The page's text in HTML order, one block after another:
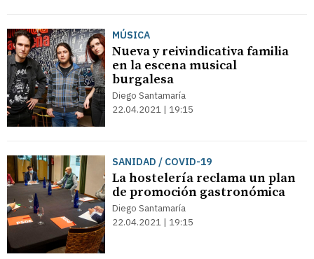
MÚSICA
Nueva y reivindicativa familia
en la escena musical
burgalesa
Diego Santamaría
22.04.2021 | 19:15
SANIDAD / COVID-19
La hostelería reclama un plan
de promoción gastronómica
Diego Santamaría
22.04.2021 | 19:15